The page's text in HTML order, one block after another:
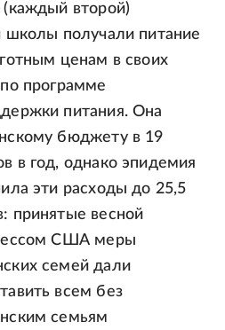
второй)
школы получали питание
ценам в своих
программе
питания. Она
бюджету в 19
в год, однако эпидемия
эти расходы до 25,5
принятые весной
США меры
семей дали
всем без
семьям